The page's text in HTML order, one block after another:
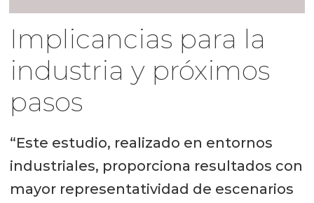
Implicancias para la
industria y próximos
pasos
“Este estudio, realizado en entornos
industriales, proporciona resultados con
mayor representatividad de escenarios